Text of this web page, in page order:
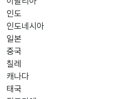
인도
인도네시아
일본
중국
칠레
캐나다
태국